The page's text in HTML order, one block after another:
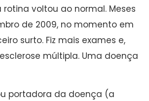
voltou ao normal. Meses
de 2009, no momento em
surto. Fiz mais exames e,
múltipla. Uma doença
portadora da doença (a